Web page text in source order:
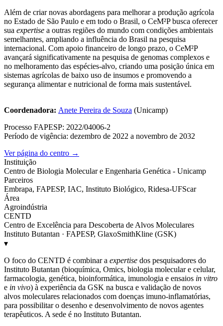
Além de criar novas abordagens para melhorar a produção agrícola
no Estado de São Paulo e em todo o Brasil, o CeM²P busca oferecer
sua expertise a outras regiões do mundo com condições ambientais
semelhantes, ampliando a influência do Brasil na pesquisa
internacional. Com apoio financeiro de longo prazo, o CeM²P
avançará significativamente na pesquisa de genomas complexos e
no melhoramento das espécies-alvo, criando uma posição única em
sistemas agrícolas de baixo uso de insumos e promovendo a
segurança alimentar e nutricional de forma mais sustentável.
Coordenadora: Anete Pereira de Souza (Unicamp)
Processo FAPESP: 2022/04006-2
Período de vigência: dezembro de 2022 a novembro de 2032
Ver página do centro →
Instituição
Centro de Biologia Molecular e Engenharia Genética - Unicamp
Parceiros
Embrapa, FAPESP, IAC, Instituto Biológico, Ridesa-UFScar
Área
Agroindústria
CENTD
Centro de Excelência para Descoberta de Alvos Moleculares
Instituto Butantan · FAPESP, GlaxoSmithKline (GSK)
▾
O foco do CENTD é combinar a expertise dos pesquisadores do
Instituto Butantan (bioquímica, Omics, biologia molecular e celular,
farmacologia, genética, bioinformática, imunologia e ensaios in vitro
e in vivo) à experiência da GSK na busca e validação de novos
alvos moleculares relacionados com doenças imuno-inflamatórias,
para possibilitar o desenho e desenvolvimento de novos agentes
terapêuticos. A sede é no Instituto Butantan.